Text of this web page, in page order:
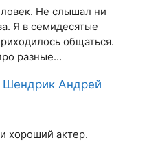
Не слышал ни
Я в семидесятые
общаться.
разные…
Шендрик Андрей
хороший актер.